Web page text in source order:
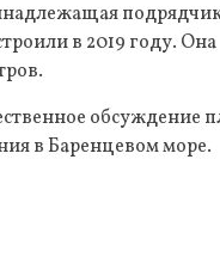
в 2019 году. Она
обсуждение
в Баренцевом море.